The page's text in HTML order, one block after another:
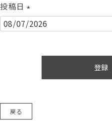
投稿日
(
必
登録
戻る